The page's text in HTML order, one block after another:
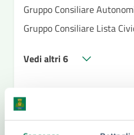
Gruppo Consiliare
Gruppo Consiliare Lista
Vedi altri 6